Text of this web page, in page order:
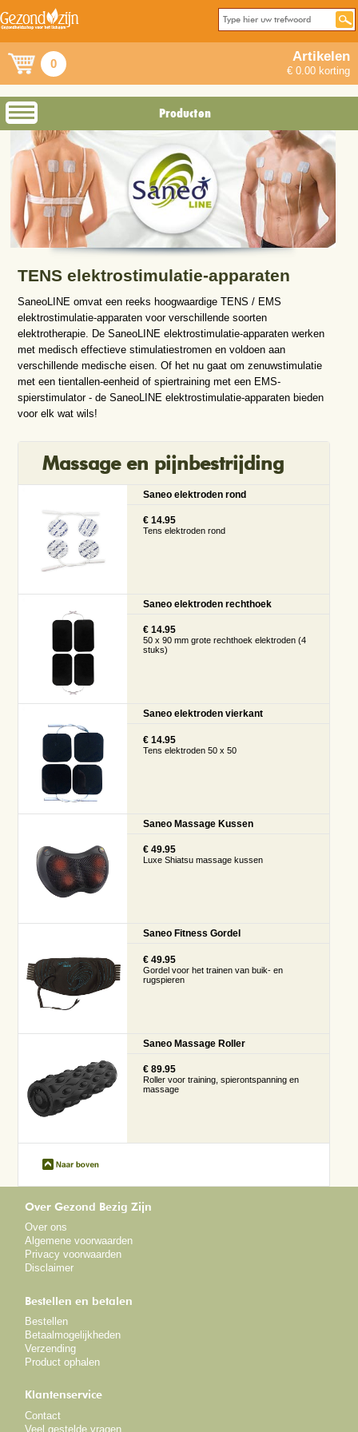
0 Artikelen
€ 0.00 korting
Producten
TENS elektrostimulatie-apparaten
SaneoLINE omvat een reeks hoogwaardige TENS / EMS
elektrostimulatie-apparaten voor verschillende soorten
elektrotherapie. De SaneoLINE elektrostimulatie-apparaten werken
met medisch effectieve stimulatiestromen en voldoen aan
verschillende medische eisen. Of het nu gaat om zenuwstimulatie
met een tientallen-eenheid of spiertraining met een EMS-
spierstimulator - de SaneoLINE elektrostimulatie-apparaten bieden
voor elk wat wils!
Massage en pijnbestrijding
Saneo elektroden rond
€ 14.95
Tens elektroden rond
Saneo elektroden rechthoek
€ 14.95
50 x 90 mm grote rechthoek elektroden (4
stuks)
Saneo elektroden vierkant
€ 14.95
Tens elektroden 50 x 50
Saneo Massage Kussen
€ 49.95
Luxe Shiatsu massage kussen
Saneo Fitness Gordel
€ 49.95
Gordel voor het trainen van buik- en
rugspieren
Saneo Massage Roller
€ 89.95
Roller voor training, spierontspanning en
massage
Over Gezond Bezig Zijn
Over ons
Algemene voorwaarden
Privacy voorwaarden
Disclaimer
Bestellen en betalen
Bestellen
Betaalmogelijkheden
Verzending
Product ophalen
Klantenservice
Contact
Veel gestelde vragen